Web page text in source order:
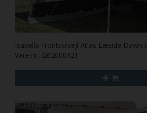
Isabella Frontsolsejl Atlas Læside Dawn
Vare nr. I262000421